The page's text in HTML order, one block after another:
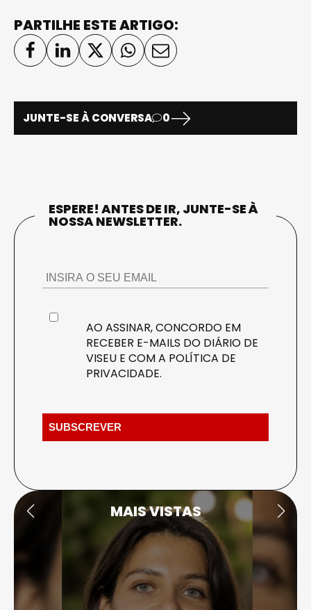
PARTILHE ESTE ARTIGO:
JUNTE-SE À CONVERSA 0
ESPERE! ANTES DE IR, JUNTE-SE À
NOSSA NEWSLETTER.
AO ASSINAR, CONCORDO EM
RECEBER E-MAILS DO DIÁRIO DE
VISEU E COM A POLÍTICA DE
PRIVACIDADE.
MAIS VISTAS